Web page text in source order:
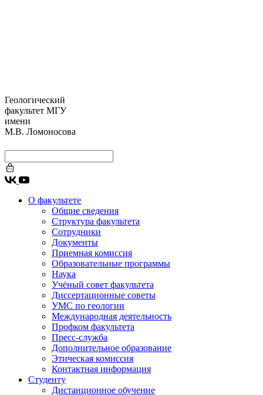
Геологический
факультет МГУ
имени
М.В. Ломоносова
О факультете
Общие сведения
Структура факультета
Сотрудники
Документы
Приемная комиссия
Образовательные программы
Наука
Учёный совет факультета
Диссертационные советы
УМС по геологии
Международная деятельность
Профком факультета
Пресс-служба
Дополнительное образование
Этическая комиссия
Контактная информация
Студенту
Дистанционное обучение